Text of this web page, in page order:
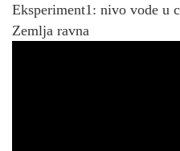
Eksperiment1: nivo vode u
Zemlja ravna